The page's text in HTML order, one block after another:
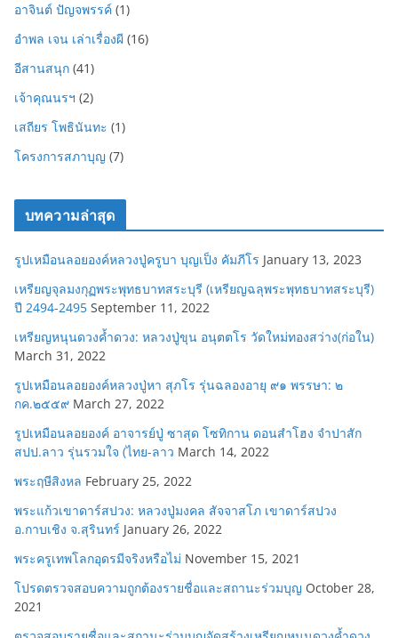
อาจินต์ ปัญจพรรค์ (1)
อำพล เจน เล่าเรื่องผี (16)
อีสานสนุก (41)
เจ้าคุณนรฯ (2)
เสถียร โพธินันทะ (1)
โครงการสภาบุญ (7)
บทความล่าสุด
รูปเหมือนลอยองค์หลวงปู่ครูบา บุญเป็ง คัมภีโร January 13, 2023
เหรียญจุลมงกุฏพระพุทธบาทสระบุรี (เหรียญฉลุพระพุทธบาทสระบุรี)
ปี 2494-2495 September 11, 2022
เหรียญหนุนดวงค้ำดวง: หลวงปู่ขุน อนุตตโร วัดใหม่ทองสว่าง(ก่อใน)
March 31, 2022
รูปเหมือนลอยองค์หลวงปู่หา สุภโร รุ่นฉลองอายุ ๙๑ พรรษา: ๒
กค.๒๕๕๙ March 27, 2022
รูปเหมือนลอยองค์ อาจารย์ปู่ ซาสุด โซทิกาน ดอนสำโฮง จำปาสัก
สปป.ลาว รุ่นรวมใจ (ไทย-ลาว March 14, 2022
พระฤษีสิงหล February 25, 2022
พระแก้วเขาดาร์สปวง: หลวงปู่มงคล สัจจาสโภ เขาดาร์สปวง
อ.กาบเชิง จ.สุรินทร์ January 26, 2022
พระครูเทพโลกอุดรมีจริงหรือไม่ November 15, 2021
โปรดตรวจสอบความถูกต้องรายชื่อและสถานะร่วมบุญ October 28,
2021